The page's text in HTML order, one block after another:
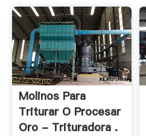
Molinos Para
Triturar O Procesar
Oro - Trituradora .